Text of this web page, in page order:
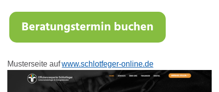
Beratungstermin buchen
Musterseite aufwww.schlotfeger-online.de